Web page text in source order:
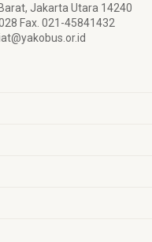
Jakarta Utara 14240
Fax. 021-45841432